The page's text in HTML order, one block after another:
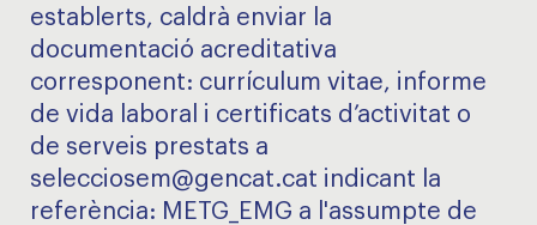
establerts, caldrà enviar la
documentació acreditativa
corresponent: currículum vitae, informe
de vida laboral i certificats d’activitat o
de serveis prestats a
selecciosem@gencat.cat indicant la
referència: METG_EMG a l'assumpte de